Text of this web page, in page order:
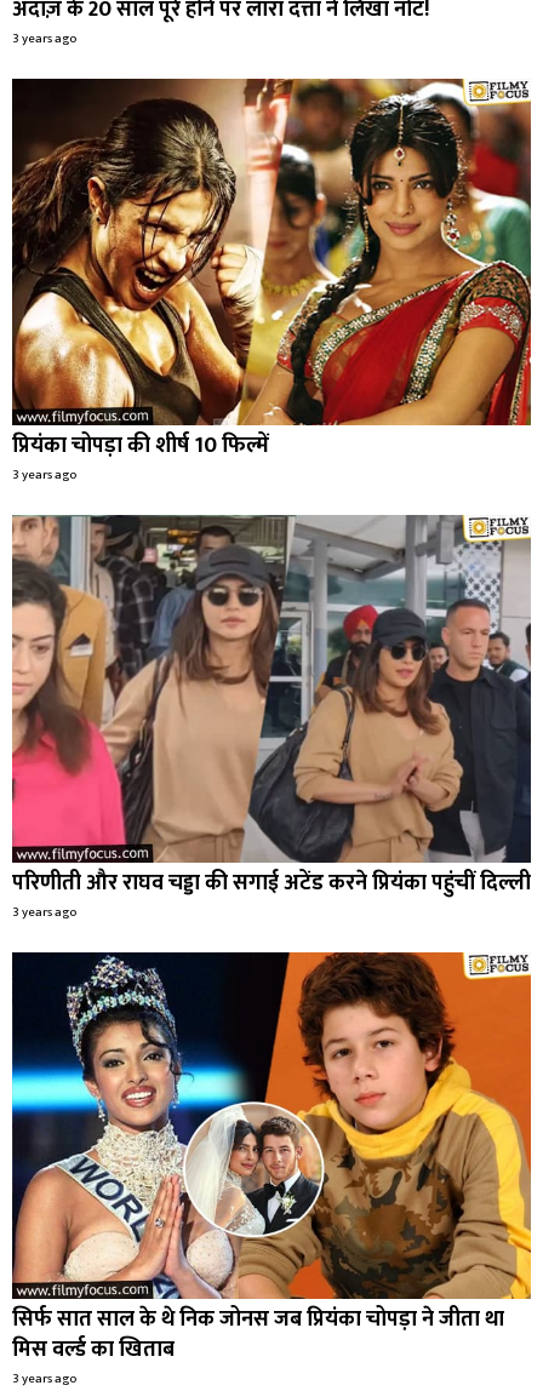
अंदाज़ के 20 साल पूरे होने पर लारा दत्ता ने लिखा नोट!
3 years ago
प्रियंका चोपड़ा की शीर्ष 10 फिल्में
3 years ago
परिणीती और राघव चड्डा की सगाई अटेंड करने प्रियंका पहुंचीं दिल्ली
3 years ago
सिर्फ सात साल के थे निक जोनस जब प्रियंका चोपड़ा ने जीता था
मिस वर्ल्ड का खिताब
3 years ago